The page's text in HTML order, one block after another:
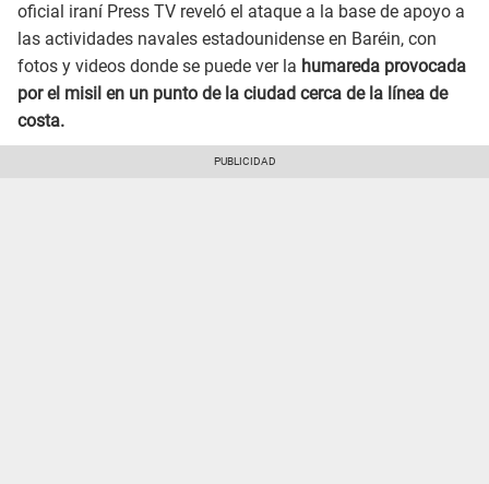
oficial iraní Press TV reveló el ataque a la base de apoyo a
las actividades navales estadounidense en Baréin, con
fotos y videos donde se puede ver la humareda provocada
por el misil en un punto de la ciudad cerca de la línea de
costa.